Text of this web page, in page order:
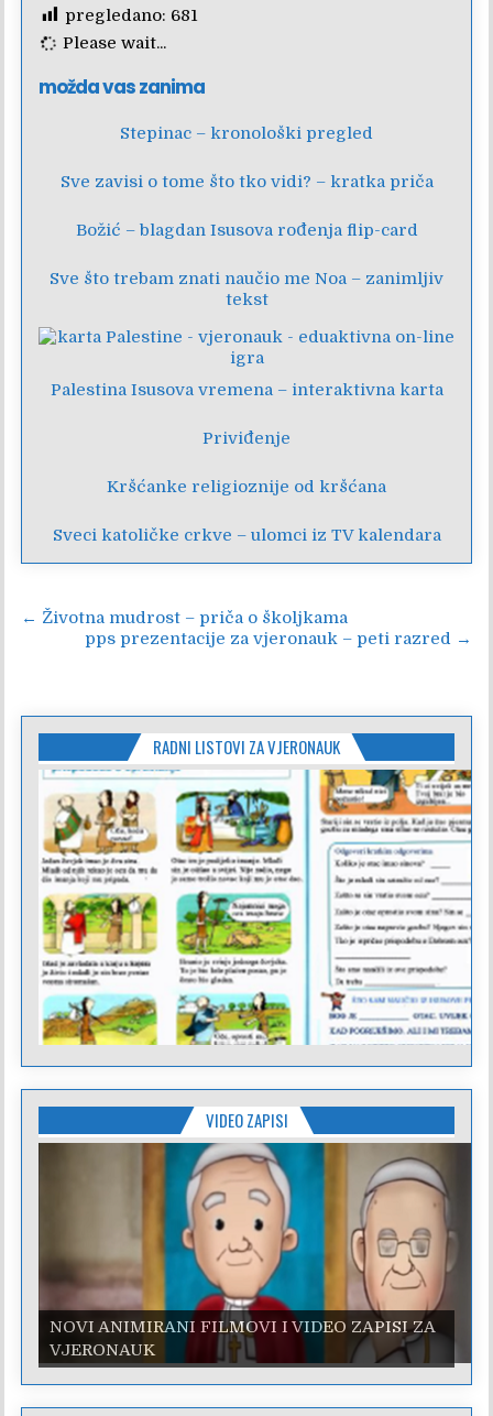
pregledano: 681
Please wait...
možda vas zanima
Stepinac – kronološki pregled
Sve zavisi o tome što tko vidi? – kratka priča
Božić – blagdan Isusova rođenja flip-card
Sve što trebam znati naučio me Noa – zanimljiv
tekst
Palestina Isusova vremena – interaktivna karta
Priviđenje
Kršćanke religioznije od kršćana
Sveci katoličke crkve – ulomci iz TV kalendara
Navigacija
objava
← Životna mudrost – priča o školjkama
pps prezentacije za vjeronauk – peti razred →
RADNI LISTOVI ZA VJERONAUK
VIDEO ZAPISI
NOVI ANIMIRANI FILMOVI I VIDEO ZAPISI ZA
VJERONAUK